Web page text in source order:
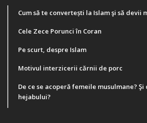
Cum să te convertești la Islam şi să devii
Cele Zece Porunci în Coran
Pe scurt, despre Islam
Motivul interzicerii cărnii de porc
De ce se acoperă femeile musulmane?
hejabului?